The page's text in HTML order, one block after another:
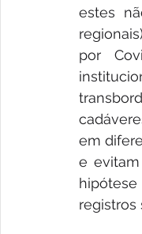
estes
por
em
e
registros